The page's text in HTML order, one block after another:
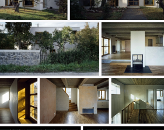
pravidelného